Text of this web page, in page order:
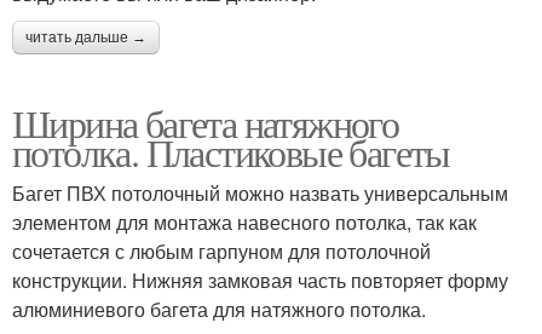
читать дальше →
Ширина багета натяжного
потолка. Пластиковые багеты
Багет ПВХ потолочный можно назвать универсальным
элементом для монтажа навесного потолка, так как
сочетается с любым гарпуном для потолочной
конструкции. Нижняя замковая часть повторяет форму
алюминиевого багета для натяжного потолка.